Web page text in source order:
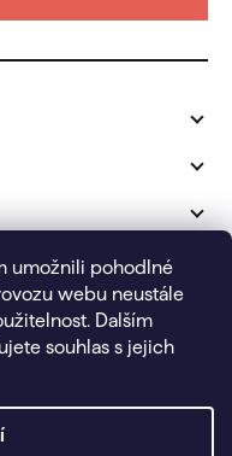
umožnili pohodlné
webu neustále
Dalším
souhlas s jejich